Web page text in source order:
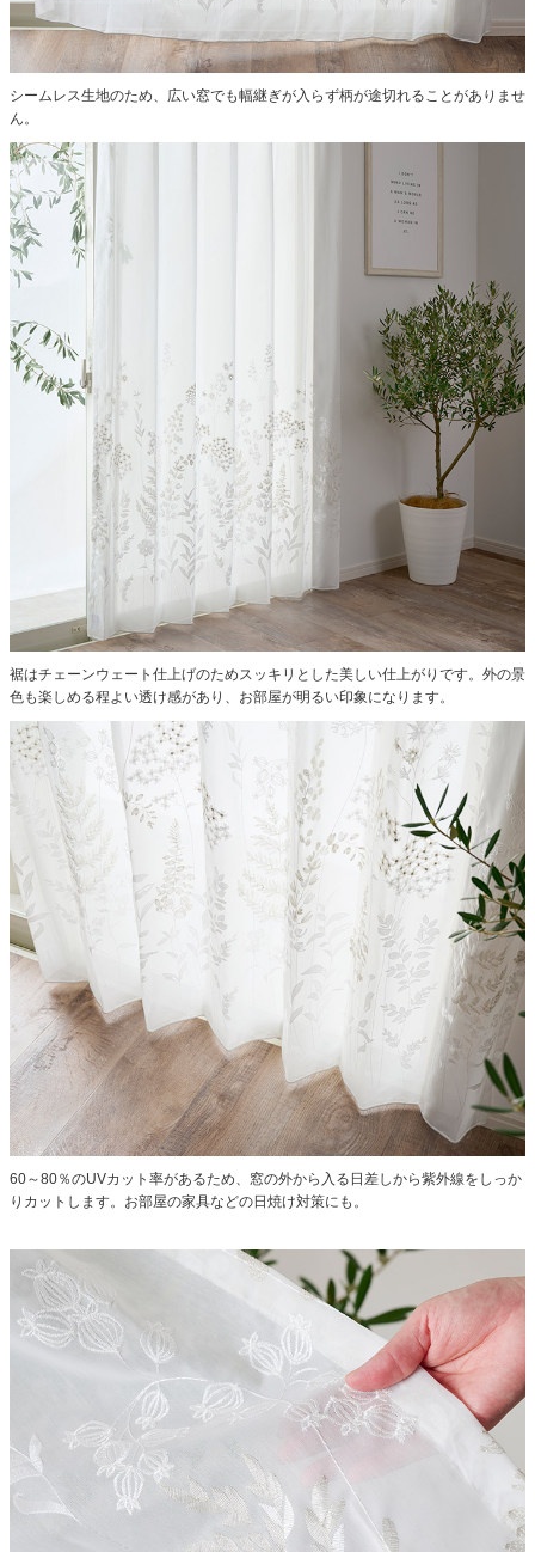
シームレス生地のため、広い窓でも幅継ぎが入らず柄が途切れることがありませ
ん。
裾はチェーンウェート仕上げのためスッキリとした美しい仕上がりです。外の景
色も楽しめる程よい透け感があり、お部屋が明るい印象になります。
60～80％のUVカット率があるため、窓の外から入る日差しから紫外線をしっか
りカットします。お部屋の家具などの日焼け対策にも。